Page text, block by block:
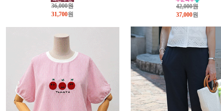
36,000원
31,700원
42,000원
37,000원